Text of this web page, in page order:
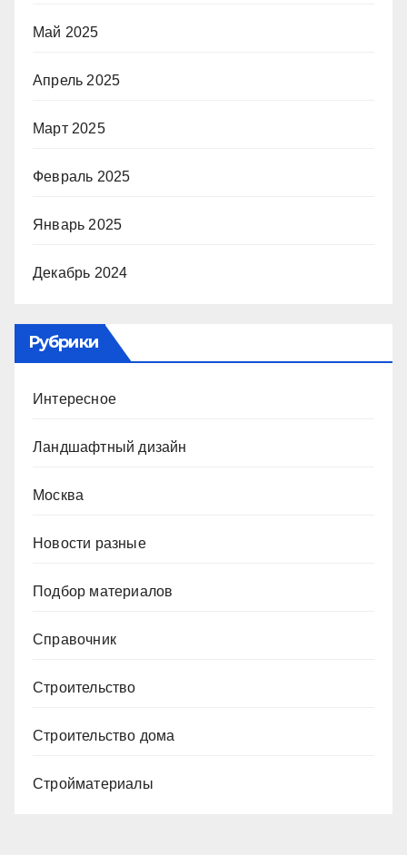
Май 2025
Апрель 2025
Март 2025
Февраль 2025
Январь 2025
Декабрь 2024
Рубрики
Интересное
Ландшафтный дизайн
Москва
Новости разные
Подбор материалов
Справочник
Строительство
Строительство дома
Стройматериалы